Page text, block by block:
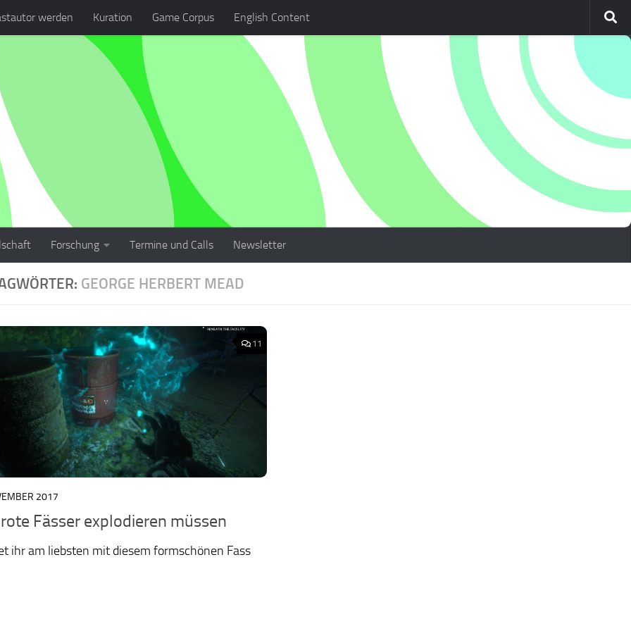
werden Kuration Game Corpus English Content
Forschung Termine und Calls Newsletter
GEORGE HERBERT MEAD
11
2017
Fässer explodieren müssen
ihr am liebsten mit diesem formschönen Fass
ludo2026/